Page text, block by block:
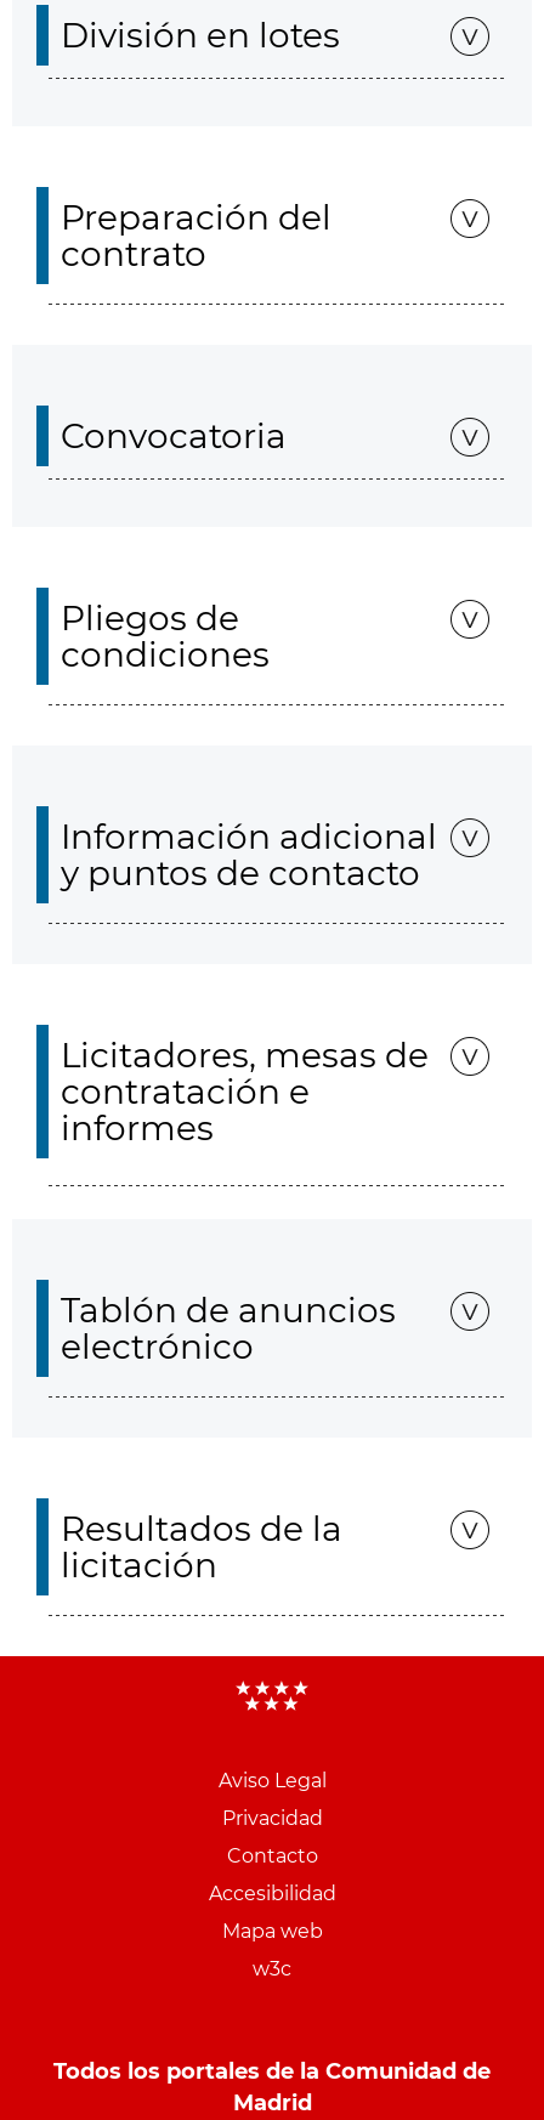
División en lotes
Preparación del
contrato
Convocatoria
Pliegos de
condiciones
Información adicional
y puntos de contacto
Licitadores, mesas de
contratación e
informes
Tablón de anuncios
electrónico
Resultados de la
licitación
Aviso Legal
Privacidad
Contacto
Accesibilidad
Mapa web
w3c
Todos los portales de la Comunidad de
Madrid